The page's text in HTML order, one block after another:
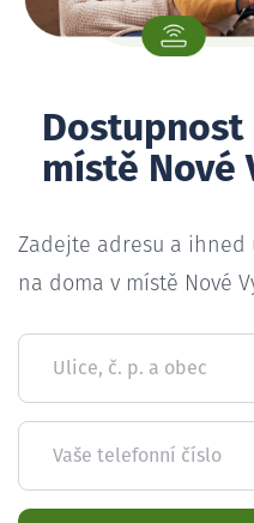
místě Nové
Zadejte adresu a
na doma v místě Nové
Ulice, č. p. a obec
Vaše telefonní číslo